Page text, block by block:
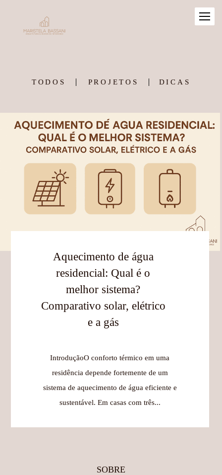
TODOS PROJETOS DICAS
Aquecimento de água
residencial: Qual é o
melhor sistema?
Comparativo solar, elétrico
e a gás
IntroduçãoO conforto térmico em uma
residência depende fortemente de um
sistema de aquecimento de água eficiente e
sustentável. Em casas com três...
SOBRE